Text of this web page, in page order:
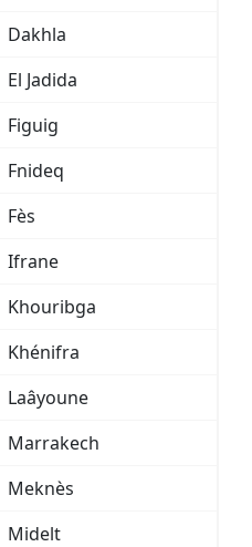
Dakhla
El Jadida
Figuig
Fnideq
Fès
Ifrane
Khouribga
Khénifra
Laâyoune
Marrakech
Meknès
Midelt